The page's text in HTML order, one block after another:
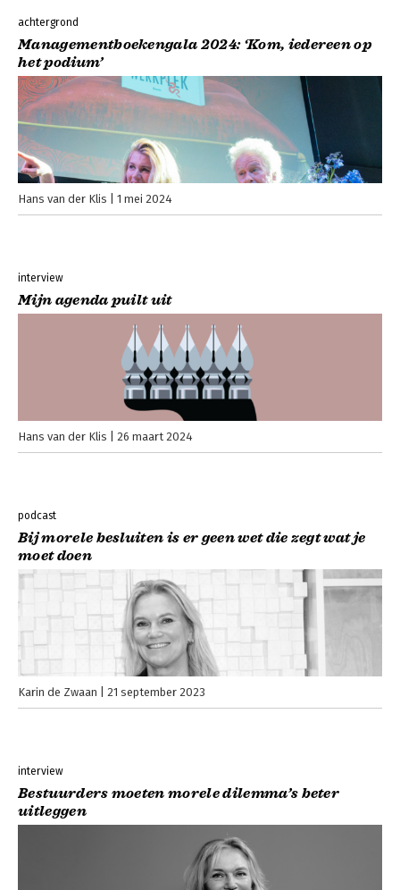
achtergrond
Managementboekengala 2024: ‘Kom, iedereen op
het podium’
Hans van der Klis 1 mei 2024
interview
Mijn agenda puilt uit
Hans van der Klis 26 maart 2024
podcast
Bij morele besluiten is er geen wet die zegt wat je
moet doen
Karin de Zwaan 21 september 2023
interview
Bestuurders moeten morele dilemma’s beter
uitleggen